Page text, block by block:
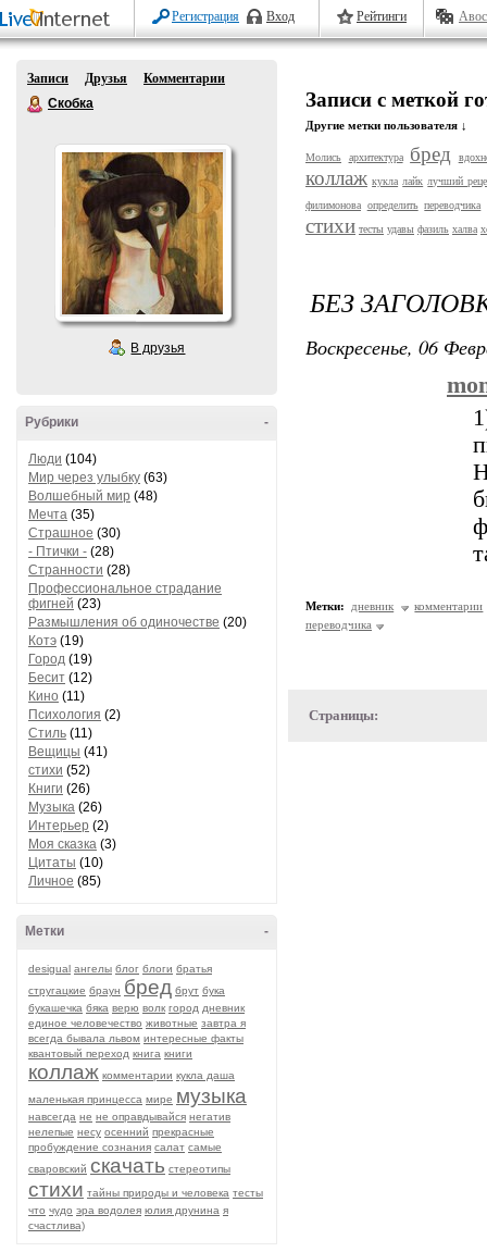
Регистрация Вход Рейтинги
Записи Друзья
Комментарии
Скобка
В друзья
-
Рубрики
Люди (104)
Мир через улыбку (63)
Волшебный мир (48)
Мечта (35)
Страшное (30)
- Птички - (28)
Странности (28)
Профессиональное страдание
фигней (23)
Размышления об одиночестве (20)
Котэ (19)
Город (19)
Бесит (12)
Кино (11)
Психология (2)
Стиль (11)
Вещицы (41)
стихи (52)
Книги (26)
Музыка (26)
Интерьер (2)
Моя сказка (3)
Цитаты (10)
Личное (85)
-
Метки
desigual ангелы блог блоги братья
стругацкие браун бред брут бука
букашечка бяка верю волк город дневник
единое человечество животные завтра я
всегда бывала львом интересные факты
квантовый переход книга книги
коллаж комментарии кукла даша
маленькая принцесса мире музыка
навсегда не не оправдывайся негатив
нелепые несу осенний прекрасные
пробуждение сознания салат самые
сваровский скачать стереотипы
стихи тайны природы и человека тесты
что чудо эра водолея юлия друнина я
счастлива)
Записи с меткой
Другие метки пользователя ↓
Молись архитектура бред
коллаж кукла лайк лучший
филимонова определить переводчика
стихи тесты удавы фазиль халва
БЕЗ
Воскресенье, 06
Метки: дневник
комментарии
переводчика
Страницы: